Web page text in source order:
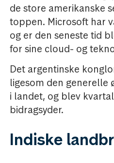
de store amerikanske
toppen. Microsoft har
og er den seneste tid
for sine cloud- og
Det argentinske
ligesom den generelle
i landet, og blev
bidragsyder.
Indiske